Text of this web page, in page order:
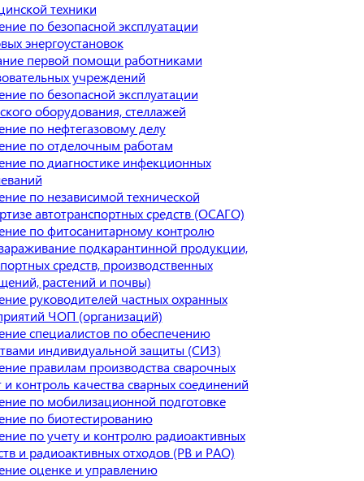
техники
по безопасной эксплуатации
энергоустановок
первой помощи работниками
учреждений
по безопасной эксплуатации
оборудования, стеллажей
по нефтегазовому делу
по отделочным работам
по диагностике инфекционных
по независимой технической
автотранспортных средств (ОСАГО)
по фитосанитарному контролю
подкарантинной продукции,
средств, производственных
растений и почвы)
руководителей частных охранных
ЧОП (организаций)
специалистов по обеспечению
индивидуальной защиты (СИЗ)
правилам производства сварочных
и контроль качества сварных соединений
по мобилизационной подготовке
по биотестированию
по учету и контролю радиоактивных
и радиоактивных отходов (РВ и РАО)
оценке и управлению